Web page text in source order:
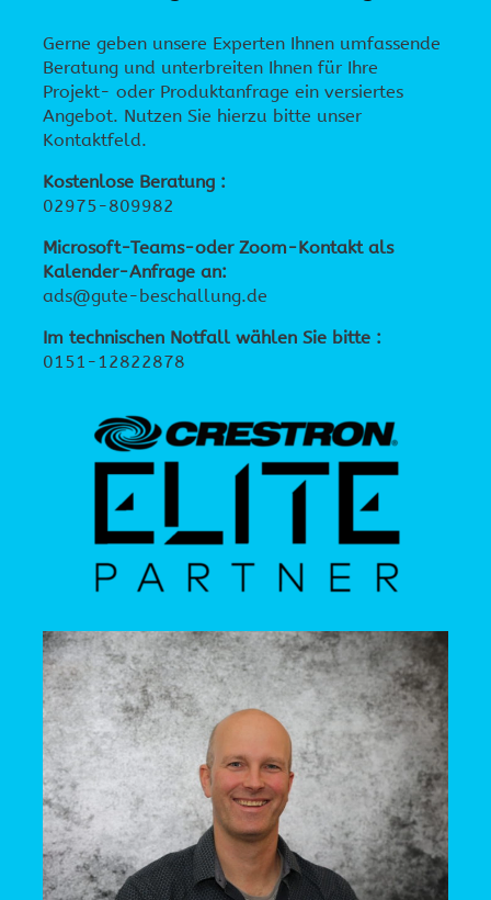
Gerne geben unsere Experten Ihnen umfassende
Beratung und unterbreiten Ihnen für Ihre
Projekt- oder Produktanfrage ein versiertes
Angebot. Nutzen Sie hierzu bitte unser
Kontaktfeld.
Kostenlose Beratung :
02975-809982
Microsoft-Teams-oder Zoom-Kontakt als
Kalender-Anfrage an:
ads@gute-beschallung.de
Im technischen Notfall wählen Sie bitte :
0151-12822878